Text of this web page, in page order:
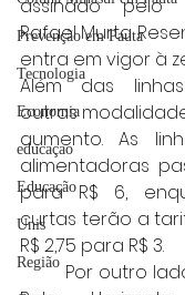
Prevenção em Pauta
Tecnologia
Economia
educaçao
Educação
Unis
Região
assinado pelo
Rafael Murta
entra em vigor à
Além das
outras
aumento. As
alimentadoras
para R$ 6,
curtas terão a
R$ 2,75 para R$ 3.
	Por outro lado, a Prefeitura de